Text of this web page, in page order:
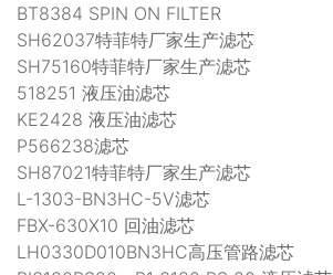
BT8384 SPIN ON FILTER
SH62037特菲特厂家生产滤芯
SH75160特菲特厂家生产滤芯
518251 液压油滤芯
KE2428 液压油滤芯
P566238滤芯
SH87021特菲特厂家生产滤芯
L-1303-BN3HC-5V滤芯
FBX-630X10 回油滤芯
LH0330D010BN3HC高压管路滤芯